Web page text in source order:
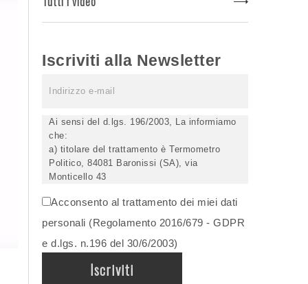
Iscriviti alla Newsletter
Ai sensi del d.lgs. 196/2003, La informiamo
che:
a) titolare del trattamento è Termometro
Politico, 84081 Baronissi (SA), via
Monticello 43
elettronicamente) soltanto dagli incaricati
autorizzati, esclusivamente per dare corso
all'invio della newsletter e per l'invio (anche
via email) di informazioni relative alle
c) la comunicazione dei dati è facoltativa,
Acconsento al trattamento dei miei dati
personali (Regolamento 2016/679 - GDPR
e d.lgs. n.196 del 30/6/2003)